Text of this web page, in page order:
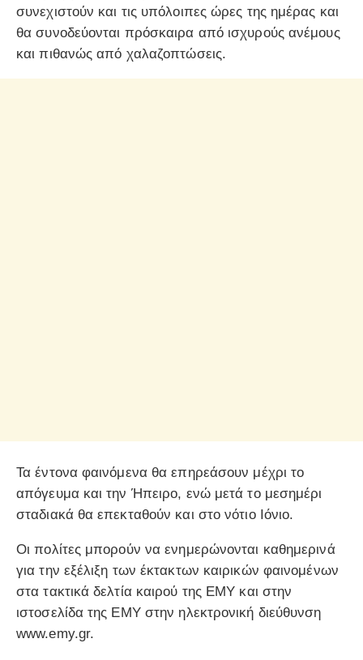
συνεχιστούν και τις υπόλοιπες ώρες της ημέρας και
θα συνοδεύονται πρόσκαιρα από ισχυρούς ανέμους
και πιθανώς από χαλαζοπτώσεις.
Τα έντονα φαινόμενα θα επηρεάσουν μέχρι το
απόγευμα και την Ήπειρο, ενώ μετά το μεσημέρι
σταδιακά θα επεκταθούν και στο νότιο Ιόνιο.
Οι πολίτες μπορούν να ενημερώνονται καθημερινά
για την εξέλιξη των έκτακτων καιρικών φαινομένων
στα τακτικά δελτία καιρού της ΕΜΥ και στην
ιστοσελίδα της ΕΜΥ στην ηλεκτρονική διεύθυνση
www.emy.gr.